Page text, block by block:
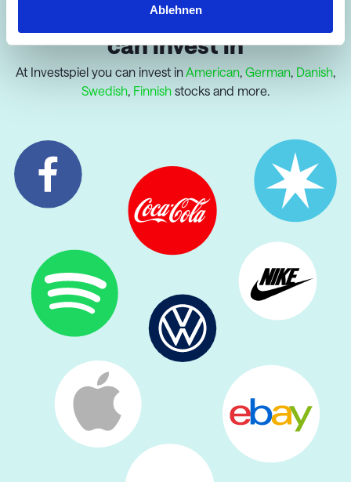
Ablehnen
Thousands of companies you
can invest in
At Investspiel you can invest inAmerican, German, Danish,
Swedish, Finnish stocks and more.